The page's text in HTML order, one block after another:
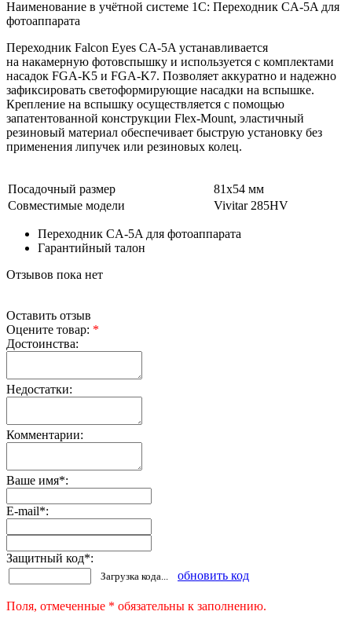
Наименование в учётной системе 1С: Переходник CA-5A для
фотоаппарата
Переходник Falcon Eyes CA-5A устанавливается
на накамерную фотовспышку и используется с комплектами
насадок FGA-K5 и FGA-K7. Позволяет аккуратно и надежно
зафиксировать светоформирующие насадки на вспышке.
Крепление на вспышку осуществляется с помощью
запатентованной конструкции Flex-Mount, эластичный
резиновый материал обеспечивает быструю установку без
применения липучек или резиновых колец.
Посадочный размер
81х54 мм
Совместимые модели
Vivitar 285HV
Переходник CA-5A для фотоаппарата
Гарантийный талон
Отзывов пока нет
Оставить отзыв
Оцените товар: *
Достоинства:
Недостатки:
Комментарии:
Ваше имя*:
E-mail*:
Защитный код*:
Загрузка кода... обновить код
Поля, отмеченные * обязательны к заполнению.